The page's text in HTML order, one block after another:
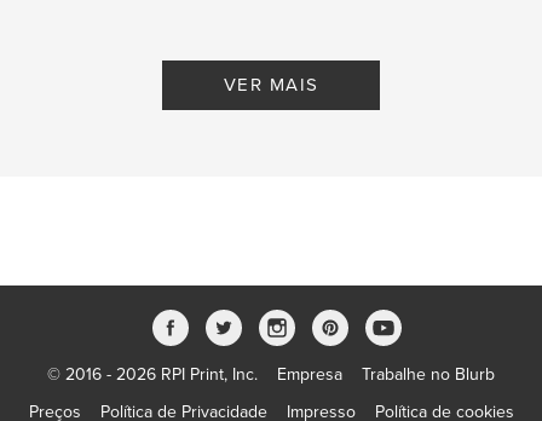
VER MAIS
© 2016 - 2026 RPI Print, Inc. Empresa
Trabalhe no Blurb
Preços
Política de Privacidade Impresso Política de cookies